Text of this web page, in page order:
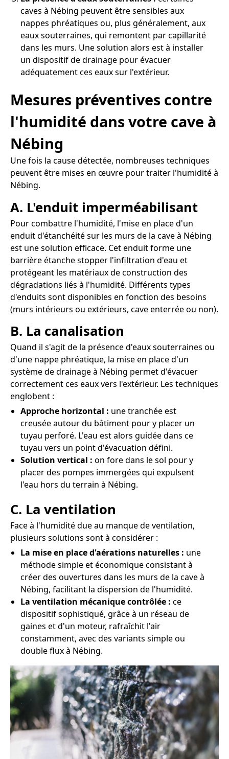
caves à Nébing peuvent être sensibles aux
nappes phréatiques ou, plus généralement, aux
eaux souterraines, qui remontent par capillarité
dans les murs. Une solution alors est à installer
un dispositif de drainage pour évacuer
adéquatement ces eaux sur l'extérieur.
Mesures préventives contre
l'humidité dans votre cave à
Nébing
Une fois la cause détectée, nombreuses techniques
peuvent être mises en œuvre pour traiter l'humidité à
Nébing.
A. L'enduit imperméabilisant
Pour combattre l'humidité, l'mise en place d'un
enduit d'étanchéité sur les murs de la cave à Nébing
est une solution efficace. Cet enduit forme une
barrière étanche stopper l'infiltration d'eau et
protégeant les matériaux de construction des
dégradations liés à l'humidité. Différents types
d'enduits sont disponibles en fonction des besoins
(murs intérieurs ou extérieurs, cave enterrée ou non).
B. La canalisation
Quand il s'agit de la présence d'eaux souterraines ou
d'une nappe phréatique, la mise en place d'un
système de drainage à Nébing permet d'évacuer
correctement ces eaux vers l'extérieur. Les techniques
englobent :
Approche horizontal : une tranchée est
creusée autour du bâtiment pour y placer un
tuyau perforé. L'eau est alors guidée dans ce
tuyau vers un point d'évacuation défini.
Solution vertical : on fore dans le sol pour y
placer des pompes immergées qui expulsent
l'eau hors du terrain à Nébing.
C. La ventilation
Face à l'humidité due au manque de ventilation,
plusieurs solutions sont à considérer :
La mise en place d'aérations naturelles : une
méthode simple et économique consistant à
créer des ouvertures dans les murs de la cave à
Nébing, facilitant la dispersion de l'humidité.
La ventilation mécanique contrôlée : ce
dispositif sophistiqué, grâce à un réseau de
gaines et d'un moteur, rafraîchit l'air
constamment, avec des variants simple ou
double flux à Nébing.